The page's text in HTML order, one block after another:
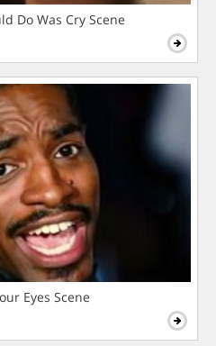
Do Was Cry Scene
Eyes Scene